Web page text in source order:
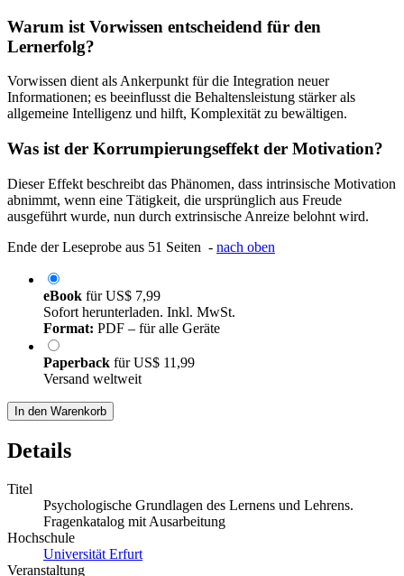
Warum ist Vorwissen entscheidend für den
Lernerfolg?
Vorwissen dient als Ankerpunkt für die Integration neuer
Informationen; es beeinflusst die Behaltensleistung stärker als
allgemeine Intelligenz und hilft, Komplexität zu bewältigen.
Was ist der Korrumpierungseffekt der Motivation?
Dieser Effekt beschreibt das Phänomen, dass intrinsische Motivation
abnimmt, wenn eine Tätigkeit, die ursprünglich aus Freude
ausgeführt wurde, nun durch extrinsische Anreize belohnt wird.
Ende der Leseprobe aus 51 Seiten - nach oben
eBook fürUS$ 7,99
Sofort herunterladen. Inkl. MwSt.
Format: PDF – für alle Geräte
Paperback fürUS$ 11,99
Versand weltweit
In den Warenkorb
Details
Titel
Psychologische Grundlagen des Lernens und Lehrens.
Fragenkatalog mit Ausarbeitung
Hochschule
Universität Erfurt
Veranstaltung